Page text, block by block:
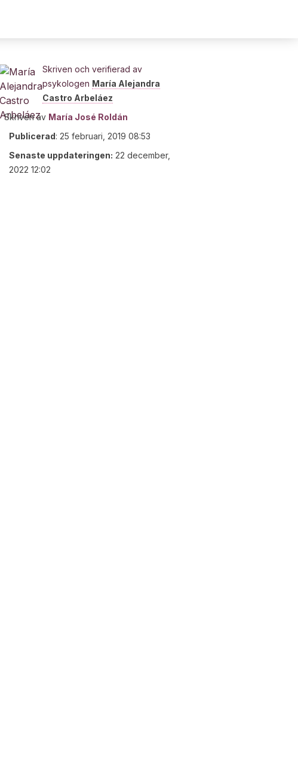
Skriven och verifierad av
psykologen María Alejandra
Castro Arbeláez
Skriven av María José Roldán
Publicerad: 25 februari, 2019 08:53
Senaste uppdateringen: 22 december,
2022 12:02